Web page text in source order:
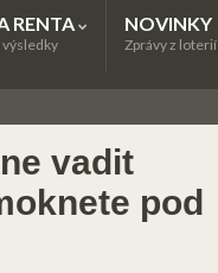
RENTA NOVINKY
Zprávy z loterií
vadit
pod